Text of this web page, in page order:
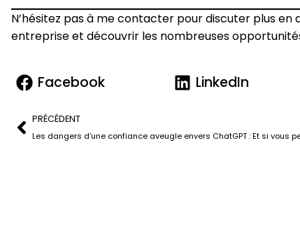
N’hésitez pas à me contacter pour discuter plus
entreprise et découvrir les nombreuses
Facebook LinkedIn
PRÉCÉDENT